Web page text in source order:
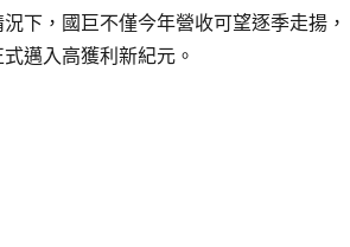
下，國巨不僅今年營收可望逐季走揚，
邁入高獲利新紀元。